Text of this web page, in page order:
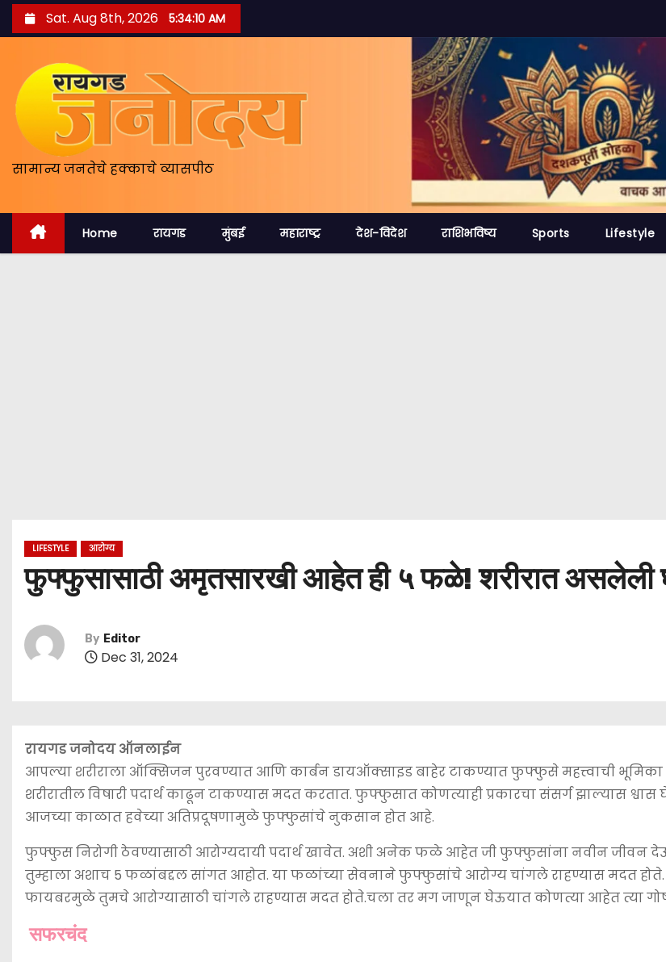
k
t
n
Sat. Aug 8th, 2026 5:34:11 AM
सामान्य जनतेचे हक्काचे व्यासपीठ
Home रायगड मुंबई महाराष्ट्र देश-विदेश राशिभविष्य Sports Lifestyle
LIFESTYLE आरोग्य
फुफ्फुसासाठी अमृतसारखी आहेत ही ५ फळे! शरीरात असलेली
By Editor
Dec 31, 2024
रायगड जनोदय ऑनलाईन
आपल्या शरीराला ऑक्सिजन पुरवण्यात आणि कार्बन डायऑक्साइड बाहेर टाकण्यात फुफ्फुसे महत्त्वाची
शरीरातील विषारी पदार्थ काढून टाकण्यास मदत करतात. फुफ्फुसात कोणत्याही प्रकारचा संसर्ग झाल्यास श्वास
आजच्या काळात हवेच्या अतिप्रदूषणामुळे फुफ्फुसांचे नुकसान होत आहे.
फुफ्फुस निरोगी ठेवण्यासाठी आरोग्यदायी पदार्थ खावेत. अशी अनेक फळे आहेत जी फुफ्फुसांना नवीन जीवन
तुम्हाला अशाच 5 फळांबद्दल सांगत आहोत. या फळांच्या सेवनाने फुफ्फुसांचे आरोग्य चांगले राहण्यास मदत
फायबरमुळे तुमचे आरोग्यासाठी चांगले राहण्यास मदत होते.चला तर मग जाणून घेऊयात कोणत्या आहेत त्या
सफरचंद